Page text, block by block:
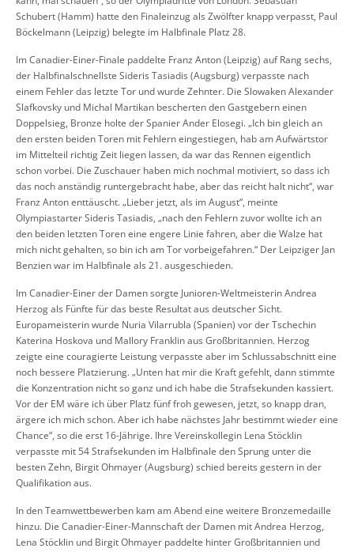
Schubert (Hamm) hatte den Finaleinzug als Zwölfter knapp verpasst, Paul
Böckelmann (Leipzig) belegte im Halbfinale Platz 28.
Im Canadier-Einer-Finale paddelte Franz Anton (Leipzig) auf Rang sechs,
der Halbfinalschnellste Sideris Tasiadis (Augsburg) verpasste nach
einem Fehler das letzte Tor und wurde Zehnter. Die Slowaken Alexander
Slafkovsky und Michal Martikan bescherten den Gastgebern einen
Doppelsieg, Bronze holte der Spanier Ander Elosegi. „Ich bin gleich an
den ersten beiden Toren mit Fehlern eingestiegen, hab am Aufwärtstor
im Mittelteil richtig Zeit liegen lassen, da war das Rennen eigentlich
schon vorbei. Die Zuschauer haben mich nochmal motiviert, so dass ich
das noch anständig runtergebracht habe, aber das reicht halt nicht“, war
Franz Anton enttäuscht. „Lieber jetzt, als im August“, meinte
Olympiastarter Sideris Tasiadis, „nach den Fehlern zuvor wollte ich an
den beiden letzten Toren eine engere Linie fahren, aber die Walze hat
mich nicht gehalten, so bin ich am Tor vorbeigefahren.“ Der Leipziger Jan
Benzien war im Halbfinale als 21. ausgeschieden.
Im Canadier-Einer der Damen sorgte Junioren-Weltmeisterin Andrea
Herzog als Fünfte für das beste Resultat aus deutscher Sicht.
Europameisterin wurde Nuria Vilarrubla (Spanien) vor der Tschechin
Katerina Hoskova und Mallory Franklin aus Großbritannien. Herzog
zeigte eine couragierte Leistung verpasste aber im Schlussabschnitt eine
noch bessere Platzierung. „Unten hat mir die Kraft gefehlt, dann stimmte
die Konzentration nicht so ganz und ich habe die Strafsekunden kassiert.
Vor der EM wäre ich über Platz fünf froh gewesen, jetzt, so knapp dran,
ärgere ich mich schon. Aber ich habe nächstes Jahr bestimmt wieder eine
Chance“, so die erst 16-Jährige. Ihre Vereinskollegin Lena Stöcklin
verpasste mit 54 Strafsekunden im Halbfinale den Sprung unter die
besten Zehn, Birgit Ohmayer (Augsburg) schied bereits gestern in der
Qualifikation aus.
In den Teamwettbewerben kam am Abend eine weitere Bronzemedaille
hinzu. Die Canadier-Einer-Mannschaft der Damen mit Andrea Herzog,
Lena Stöcklin und Birgit Ohmayer paddelte hinter Großbritannien und